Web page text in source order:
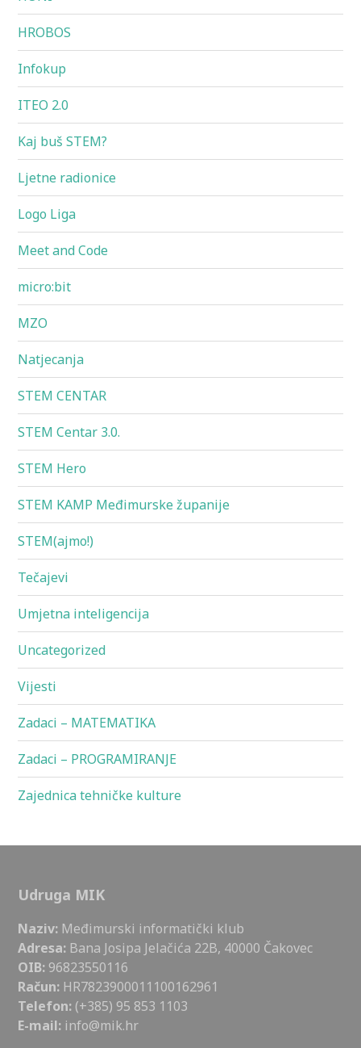
HROBOS
Infokup
ITEO 2.0
Kaj buš STEM?
Ljetne radionice
Logo Liga
Meet and Code
micro:bit
MZO
Natjecanja
STEM CENTAR
STEM Centar 3.0.
STEM Hero
STEM KAMP Međimurske županije
STEM(ajmo!)
Tečajevi
Umjetna inteligencija
Uncategorized
Vijesti
Zadaci – MATEMATIKA
Zadaci – PROGRAMIRANJE
Zajednica tehničke kulture
Udruga MIK
Naziv: Međimurski informatički klub
Adresa: Bana Josipa Jelačića 22B, 40000 Čakovec
OIB: 96823550116
Račun: HR7823900011100162961
Telefon: (+385) 95 853 1103
E-mail: info@mik.hr